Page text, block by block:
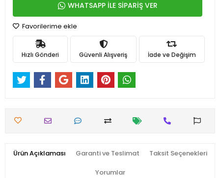
WHATSAPP İLE SİPARİŞ VER
Favorilerime ekle
Hızlı Gönderi Güvenli Alışveriş İade ve Değişim
Ürün Açıklaması Garanti ve Teslimat Taksit Seçenekleri
Yorumlar